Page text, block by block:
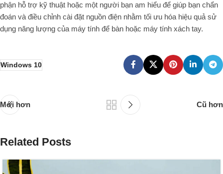
phận hỗ trợ kỹ thuật hoặc một người bạn am hiểu để giúp bạn chẩn
đoán và điều chỉnh cài đặt nguồn điện nhằm tối ưu hóa hiệu quả sử
dụng năng lượng của máy tính để bàn hoặc máy tính xách tay.
Windows 10
Mới hơn Cũ hơn
Related Posts